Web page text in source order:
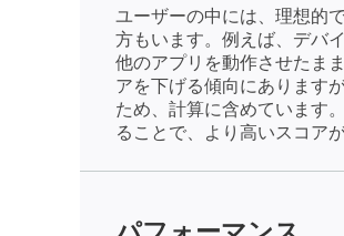
ユーザーの中には、理想的
方もいます。例えば、デバ
他のアプリを動作させたま
アを下げる傾向にあります
ため、計算に含めています
ることで、より高いスコア